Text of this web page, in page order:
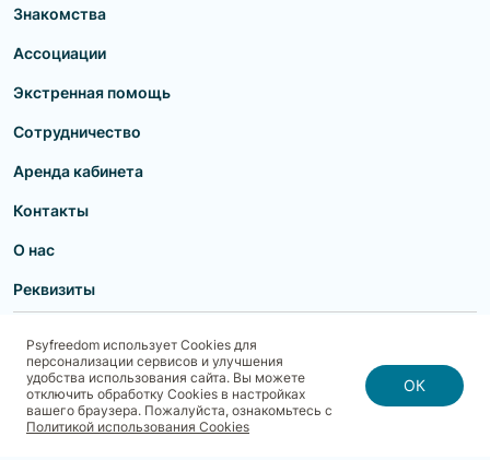
Знакомства
Ассоциации
Экстренная помощь
Сотрудничество
Аренда кабинета
Контакты
О нас
Реквизиты
Пользовательское соглашениеПолитика конфиденциальности
Договор-оферта для партнеров и образовательных учреждений
Договор-оферта для специалистов
Карта сайта
Согласие на обработку, хранение и передачу персональных данных
РеквизитыПолитика использования cookies
Договор-оферта с КлиентомПолитика безопасности платежей
Psyfreedom использует Cookies для
персонализации сервисов и улучшения
удобства использования сайта. Вы можете
отключить обработку Cookies в настройках
вашего браузера. Пожалуйста, ознакомьтесь с
Политикой использования Cookies
ОК